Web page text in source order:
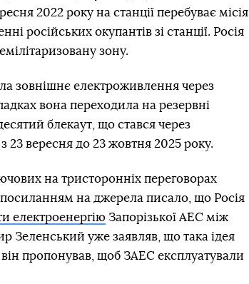
2022 року на станції перебуває місія
російських окупантів зі станції. Росія
зону.
зовнішнє електроживлення через
вона переходила на резервні
блекаут, що стався через
23 вересня до 23 жовтня 2025 року.
на тристоронніх переговорах
посиланням на джерела писало, що Росія
електроенергію Запорізької АЕС між
Зеленський уже заявляв, що така ідея
пропонував, щоб ЗАЕС експлуатували